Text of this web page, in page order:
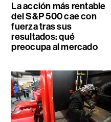
La acción más rentable
del S&P 500 cae con
fuerza tras sus
resultados: qué
preocupa al mercado